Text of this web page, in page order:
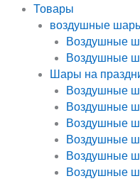
Товары
воздушные
Воздушные
Воздушные
Шары на
Воздушные
Воздушные
Воздушные
Воздушные
Воздушные
Воздушные